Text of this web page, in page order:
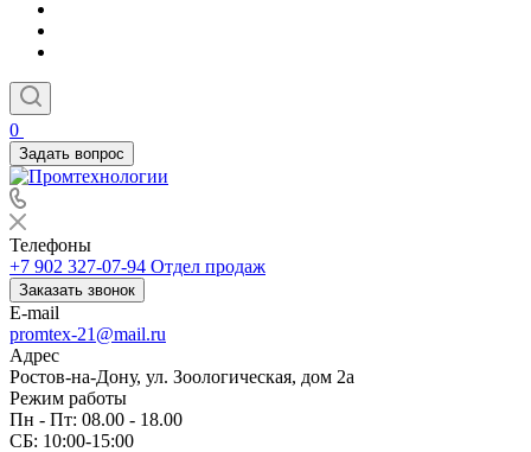
0
Задать вопрос
Телефоны
+7 902 327-07-94 Отдел продаж
Заказать звонок
E-mail
promtex-21@mail.ru
Адрес
Ростов-на-Дону, ул. Зоологическая, дом 2а
Режим работы
Пн - Пт: 08.00 - 18.00
СБ: 10:00-15:00